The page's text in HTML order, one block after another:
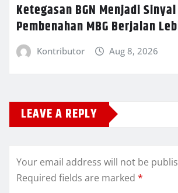
Ketegasan BGN Menjadi Sinyal
Pembenahan MBG Berjalan
Kontributor Aug 8, 2026
LEAVE A REPLY
Your email address will not be
Required fields are marked *